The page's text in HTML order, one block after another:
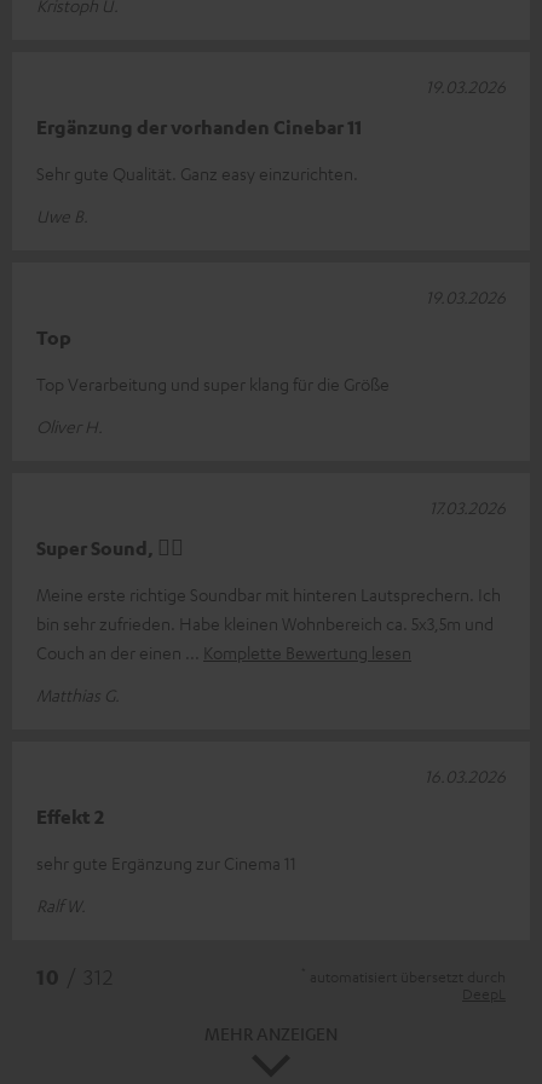
Kristoph U.
Ergänzung der vorhanden Cinebar 11
Sehr gute Qualität. Ganz easy einzurichten.
Uwe B.
19.03.2026
Top
Top Verarbeitung und super klang für die Größe
Oliver H.
19.03.2026
Super Sound, 👍🏻
Meine erste richtige Soundbar mit hinteren Lautsprechern. Ich
bin sehr zufrieden. Habe kleinen Wohnbereich ca. 5x3,5m und
Couch an der einen
Komplette Bewertung lesen
Matthias G.
17.03.2026
Effekt 2
sehr gute Ergänzung zur Cinema 11
Ralf W.
16.03.2026